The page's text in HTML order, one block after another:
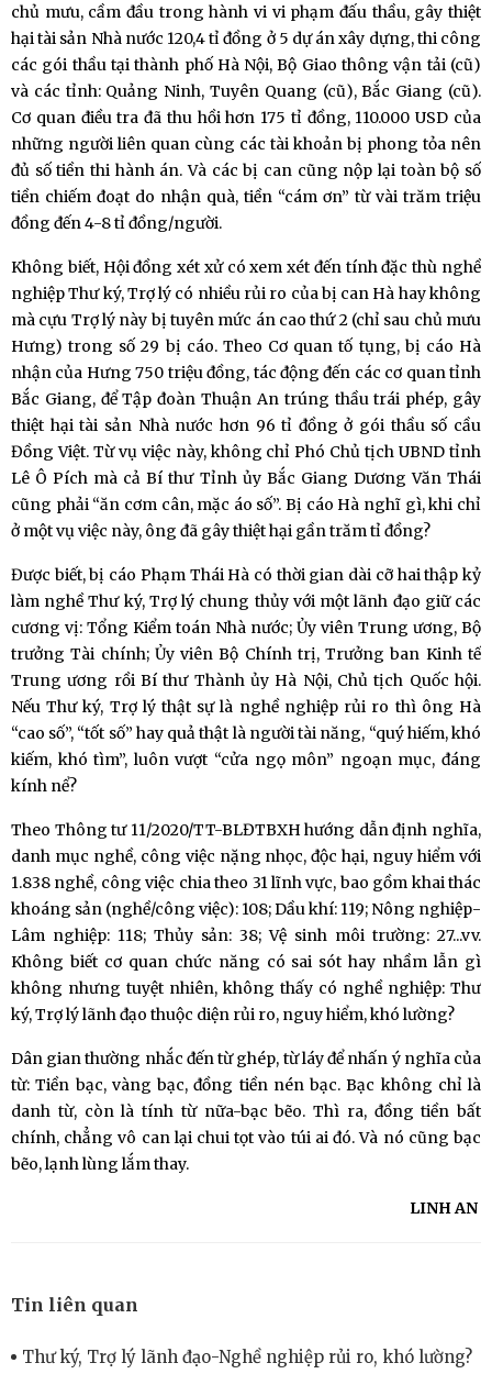
chủ mưu, cầm đầu trong hành vi vi phạm đấu thầu, gây thiệt
hại tài sản Nhà nước 120,4 tỉ đồng ở 5 dự án xây dựng, thi công
các gói thầu tại thành phố Hà Nội, Bộ Giao thông vận tải (cũ)
và các tỉnh: Quảng Ninh, Tuyên Quang (cũ), Bắc Giang (cũ).
Cơ quan điều tra đã thu hồi hơn 175 tỉ đồng, 110.000 USD của
những người liên quan cùng các tài khoản bị phong tỏa nên
đủ số tiền thi hành án. Và các bị can cũng nộp lại toàn bộ số
tiền chiếm đoạt do nhận quà, tiền “cám ơn” từ vài trăm triệu
đồng đến 4-8 tỉ đồng/người.
Không biết, Hội đồng xét xử có xem xét đến tính đặc thù nghề
nghiệp Thư ký, Trợ lý có nhiều rủi ro của bị can Hà hay không
mà cựu Trợ lý này bị tuyên mức án cao thứ 2 (chỉ sau chủ mưu
Hưng) trong số 29 bị cáo. Theo Cơ quan tố tụng, bị cáo Hà
nhận của Hưng 750 triệu đồng, tác động đến các cơ quan tỉnh
Bắc Giang, để Tập đoàn Thuận An trúng thầu trái phép, gây
thiệt hại tài sản Nhà nước hơn 96 tỉ đồng ở gói thầu số cầu
Đồng Việt. Từ vụ việc này, không chỉ Phó Chủ tịch UBND tỉnh
Lê Ô Pích mà cả Bí thư Tỉnh ủy Bắc Giang Dương Văn Thái
cũng phải “ăn cơm cân, mặc áo số”. Bị cáo Hà nghĩ gì, khi chỉ
ở một vụ việc này, ông đã gây thiệt hại gần trăm tỉ đồng?
Được biết, bị cáo Phạm Thái Hà có thời gian dài cỡ hai thập kỷ
làm nghề Thư ký, Trợ lý chung thủy với một lãnh đạo giữ các
cương vị: Tổng Kiểm toán Nhà nước; Ủy viên Trung ương, Bộ
trưởng Tài chính; Ủy viên Bộ Chính trị, Trưởng ban Kinh tế
Trung ương rồi Bí thư Thành ủy Hà Nội, Chủ tịch Quốc hội.
Nếu Thư ký, Trợ lý thật sự là nghề nghiệp rủi ro thì ông Hà
“cao số”, “tốt số” hay quả thật là người tài năng, “quý hiếm, khó
kiếm, khó tìm”, luôn vượt “cửa ngọ môn” ngoạn mục, đáng
kính nể?
Theo Thông tư 11/2020/TT-BLĐTBXH hướng dẫn định nghĩa,
danh mục nghề, công việc nặng nhọc, độc hại, nguy hiểm với
1.838 nghề, công việc chia theo 31 lĩnh vực, bao gồm khai thác
khoáng sản (nghề/công việc): 108; Dầu khí: 119; Nông nghiệp-
Lâm nghiệp: 118; Thủy sản: 38; Vệ sinh môi trường: 27...vv.
Không biết cơ quan chức năng có sai sót hay nhầm lẫn gì
không nhưng tuyệt nhiên, không thấy có nghề nghiệp: Thư
ký, Trợ lý lãnh đạo thuộc diện rủi ro, nguy hiểm, khó lường?
Dân gian thường nhắc đến từ ghép, từ láy để nhấn ý nghĩa của
từ: Tiền bạc, vàng bạc, đồng tiền nén bạc. Bạc không chỉ là
danh từ, còn là tính từ nữa-bạc bẽo. Thì ra, đồng tiền bất
chính, chẳng vô can lại chui tọt vào túi ai đó. Và nó cũng bạc
bẽo, lạnh lùng lắm thay.
LINH AN
Tin liên quan
Thư ký, Trợ lý lãnh đạo-Nghề nghiệp rủi ro, khó lường?